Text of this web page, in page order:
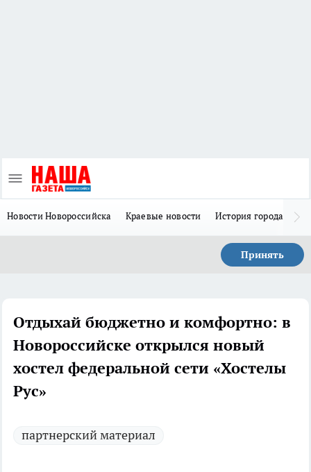
Новости Новороссийска Краевые новости История города Н
Принять
Отдыхай бюджетно и комфортно: в
Новороссийске открылся новый
хостел федеральной сети «Хостелы
Рус»
партнерский материал